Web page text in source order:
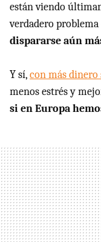
están viendo
verdadero problema
dispararse aún
Y sí,con más dinero
menos estrés y
si en Europa